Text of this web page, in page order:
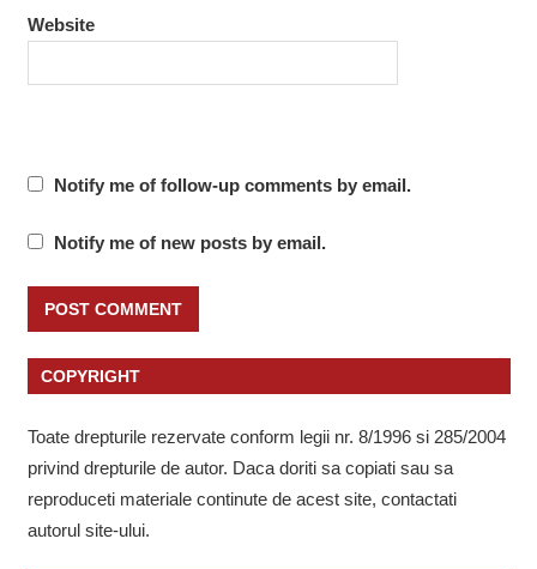
Website
Notify me of follow-up comments by email.
Notify me of new posts by email.
COPYRIGHT
Toate drepturile rezervate conform legii nr. 8/1996 si 285/2004
privind drepturile de autor. Daca doriti sa copiati sau sa
reproduceti materiale continute de acest site, contactati
autorul site-ului.